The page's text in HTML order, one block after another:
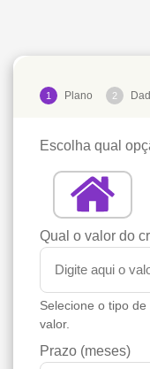
1 Plano 2
Escolha qual
Qual o valor do
Selecione o tipo
valor.
Prazo (meses)